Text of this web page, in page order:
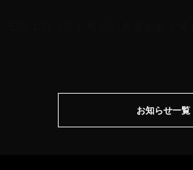
お知らせ一覧